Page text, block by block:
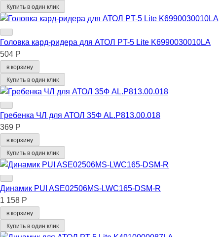
Купить в один клик
Головка кард-ридера для АТОЛ PT-5 Lite K6990030010LA
504 Р
в корзину
Купить в один клик
Гребенка ЧЛ для АТОЛ 35Ф AL.P813.00.018
369 Р
в корзину
Купить в один клик
Динамик PUI ASE02506MS-LWC165-DSM-R
1 158 Р
в корзину
Купить в один клик